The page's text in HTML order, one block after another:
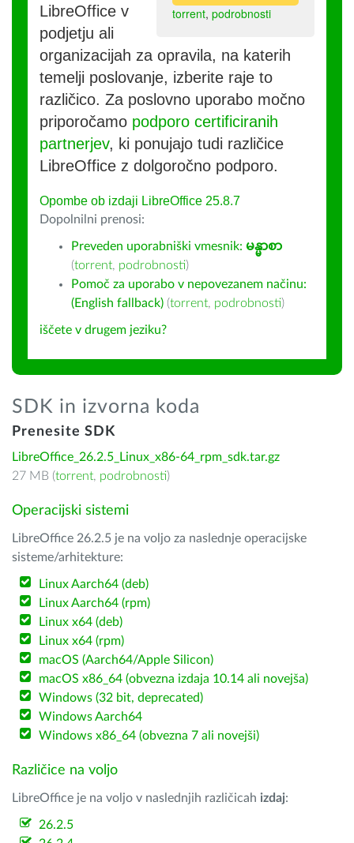
torrent, podrobnosti
LibreOffice v
podjetju ali
organizacijah za opravila, na katerih
temelji poslovanje, izberite raje to
različico. Za poslovno uporabo močno
priporočamo podporo certificiranih
partnerjev, ki ponujajo tudi različice
LibreOffice z dolgoročno podporo.
Opombe ob izdaji LibreOffice 25.8.7
Dopolnilni prenosi:
Preveden uporabniški vmesnik: မန္မာစာ
(torrent, podrobnosti)
Pomoč za uporabo v nepovezanem načinu:
(English fallback) (torrent, podrobnosti)
iščete v drugem jeziku?
SDK in izvorna koda
Prenesite SDK
LibreOffice_26.2.5_Linux_x86-64_rpm_sdk.tar.gz
27 MB (torrent, podrobnosti)
Operacijski sistemi
LibreOffice 26.2.5 je na voljo za naslednje operacijske
sisteme/arhitekture:
Linux Aarch64 (deb)
Linux Aarch64 (rpm)
Linux x64 (deb)
Linux x64 (rpm)
macOS (Aarch64/Apple Silicon)
macOS x86_64 (obvezna izdaja 10.14 ali novejša)
Windows (32 bit, deprecated)
Windows Aarch64
Windows x86_64 (obvezna 7 ali novejši)
Različice na voljo
LibreOffice je na voljo v naslednjih različicah izdaj:
26.2.5